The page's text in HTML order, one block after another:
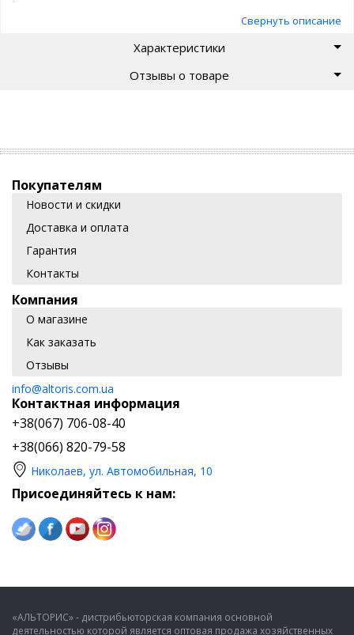
Способ применения: наносится тонким слоем на срезы или
Свернуть описание
Характеристики
Отзывы о товаре
Покупателям
Новости и скидки
Доставка и оплата
Гарантия
Контакты
Компания
О магазине
Как заказать
Отзывы
info@altoris.com.ua
Контактная информация
+38(067) 706-08-40
+38(066) 820-79-58
Николаев, ул. Автомобильная, 10
Присоединяйтесь к нам:
«АЛЬТОРИС» - дистрибьюторская компания основной
деятельностью которой является оптовая продажа хозяйственных